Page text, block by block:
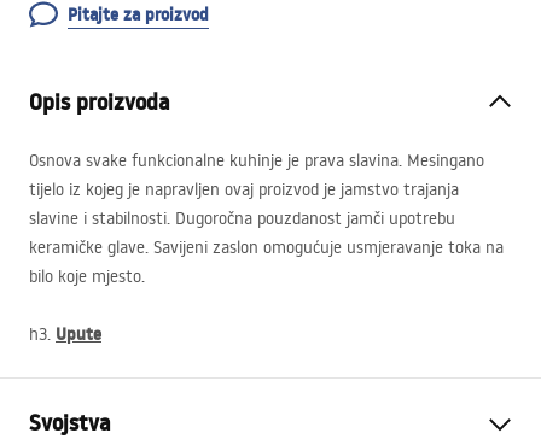
Pitajte za proizvod
Opis proizvoda
Osnova svake funkcionalne kuhinje je prava slavina. Mesingano
tijelo iz kojeg je napravljen ovaj proizvod je jamstvo trajanja
slavine i stabilnosti. Dugoročna pouzdanost jamči upotrebu
keramičke glave. Savijeni zaslon omogućuje usmjeravanje toka na
bilo koje mjesto.
h3. Upute
Svojstva